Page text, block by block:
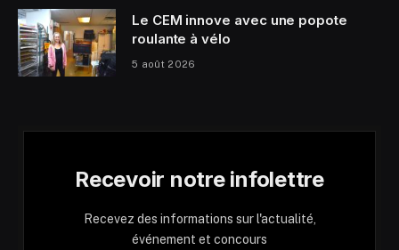
Le CEM innove avec une popote
roulante à vélo
5 août 2026
Recevoir notre infolettre
Recevez des informations sur l'actualité,
événement et concours